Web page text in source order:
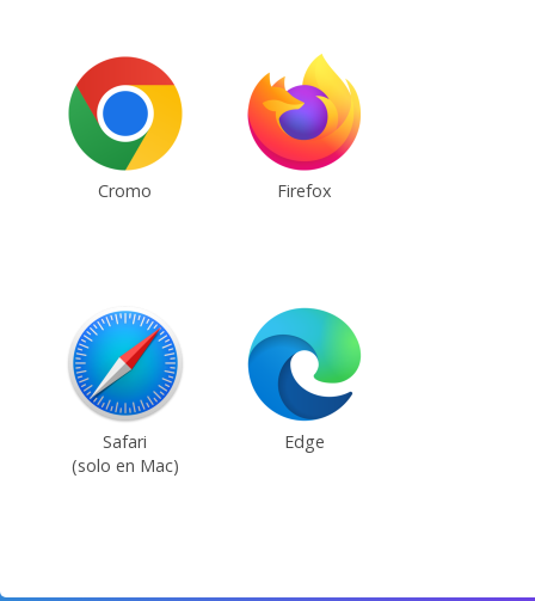
Cromo Firefox
Safari
(solo en Mac)
Edge